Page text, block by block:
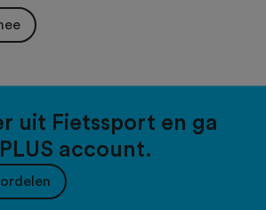
uit Fietssport en ga
account.